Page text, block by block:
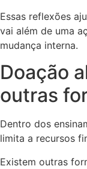
Essas reflexões
vai além de uma
mudança interna.
Doação
outras
Dentro dos
limita a recursos
Existem outras